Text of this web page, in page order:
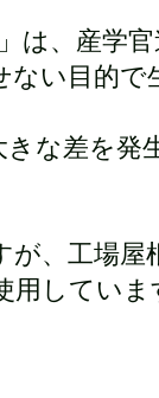
は、産学
ない目的
な差を発
、工場屋
用していま